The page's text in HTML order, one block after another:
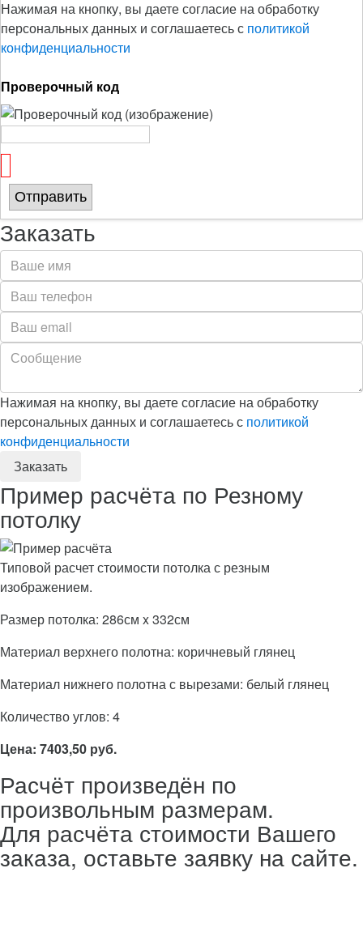
Нажимая на кнопку, вы даете согласие на обработку
персональных данных и соглашаетесь с политикой
конфиденциальности
Проверочный код
Отправить
Заказать
Нажимая на кнопку, вы даете согласие на обработку
персональных данных и соглашаетесь с политикой
конфиденциальности
Пример расчёта по Резному
потолку
Типовой расчет стоимости потолка с резным
изображением.
Размер потолка: 286см x 332см
Материал верхнего полотна: коричневый глянец
Материал нижнего полотна с вырезами: белый глянец
Количество углов: 4
Цена: 7403,50 руб.
Расчёт произведён по
произвольным размерам.
Для расчёта стоимости Вашего
заказа, оставьте заявку на сайте.